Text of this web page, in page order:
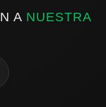
A NUESTRA